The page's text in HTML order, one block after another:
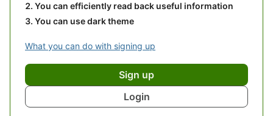
You can efficiently read back useful information
You can use dark theme
What you can do with signing up
Sign up
Login